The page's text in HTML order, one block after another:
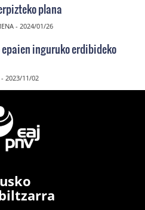
plana
- 2024/01/26
inguruko erdibideko
- 2023/11/02